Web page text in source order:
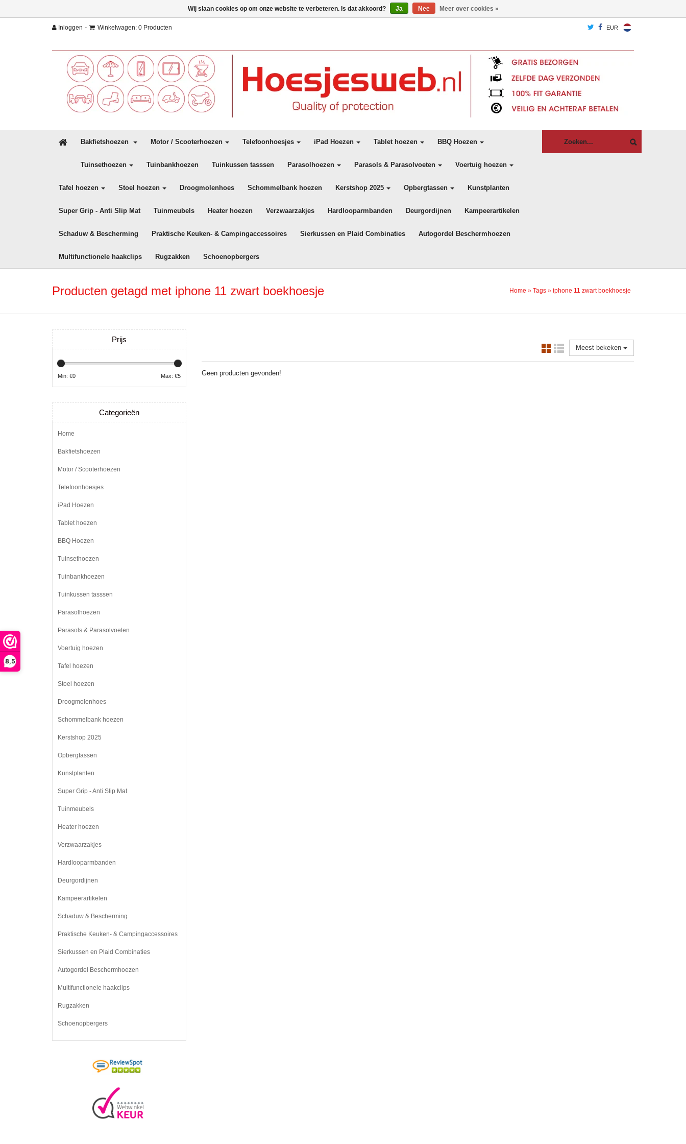
8,5
Inloggen - Winkelwagen: 0 Producten EUR
Bakfietshoezen Motor / Scooterhoezen Telefoonhoesjes iPad Hoezen Tablet hoezen BBQ Hoezen
Tuinsethoezen Tuinbankhoezen Tuinkussen tasssen Parasolhoezen Parasols & Parasolvoeten Voertuig hoezen
Tafel hoezen Stoel hoezen Droogmolenhoes Schommelbank hoezen Kerstshop 2025 Opbergtassen Kunstplanten
Super Grip - Anti Slip Mat Tuinmeubels Heater hoezen Verzwaarzakjes Hardlooparmbanden Deurgordijnen Kampeerartikelen
Schaduw & Bescherming Praktische Keuken- & Campingaccessoires Sierkussen en Plaid Combinaties Autogordel Beschermhoezen
Multifunctionele haakclips Rugzakken Schoenopbergers
Producten getagd met iphone 11 zwart boekhoesje Home » Tags » iphone 11 zwart boekhoesje
Meest bekeken
Geen producten gevonden!
Prijs
Min: €0 Max: €5
Categorieën
Home
Bakfietshoezen
Motor / Scooterhoezen
Telefoonhoesjes
iPad Hoezen
Tablet hoezen
BBQ Hoezen
Tuinsethoezen
Tuinbankhoezen
Tuinkussen tasssen
Parasolhoezen
Parasols & Parasolvoeten
Voertuig hoezen
Tafel hoezen
Stoel hoezen
Droogmolenhoes
Schommelbank hoezen
Kerstshop 2025
Opbergtassen
Kunstplanten
Super Grip - Anti Slip Mat
Tuinmeubels
Heater hoezen
Verzwaarzakjes
Hardlooparmbanden
Deurgordijnen
Kampeerartikelen
Schaduw & Bescherming
Praktische Keuken- & Campingaccessoires
Sierkussen en Plaid Combinaties
Autogordel Beschermhoezen
Multifunctionele haakclips
Rugzakken
Schoenopbergers
Wij slaan cookies op om onze website te verbeteren. Is dat akkoord? Ja Nee Meer over cookies »